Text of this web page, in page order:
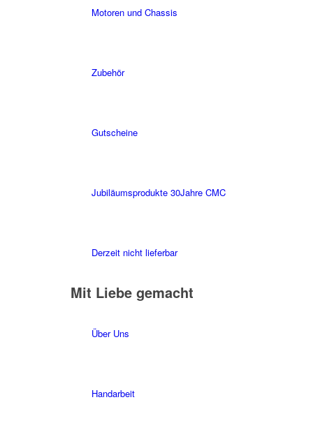
Motoren und Chassis
Zubehör
Gutscheine
Jubiläumsprodukte 30Jahre CMC
Derzeit nicht lieferbar
Mit Liebe gemacht
Über Uns
Handarbeit